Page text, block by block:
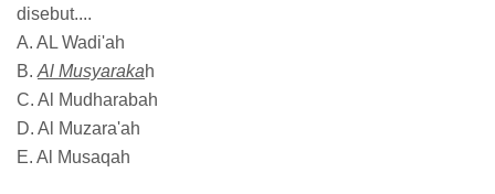
disebut....
A. AL Wadi'ah
B. Al Musyarakah
C. Al Mudharabah
D. Al Muzara'ah
E. Al Musaqah